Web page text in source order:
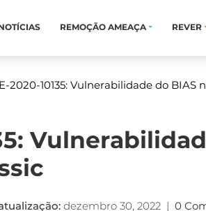
REMOÇÃO AMEAÇA REVER
2020-10135: Vulnerabilidade do
dezembro 30, 2022 | 0